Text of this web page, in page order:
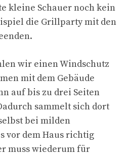
kleine Schauer noch kein
die Grillparty mit den
wir einen Windschutz
mit dem Gebäude
auf bis zu drei Seiten
sammelt sich dort
bei milden
vor dem Haus richtig
muss wiederum für